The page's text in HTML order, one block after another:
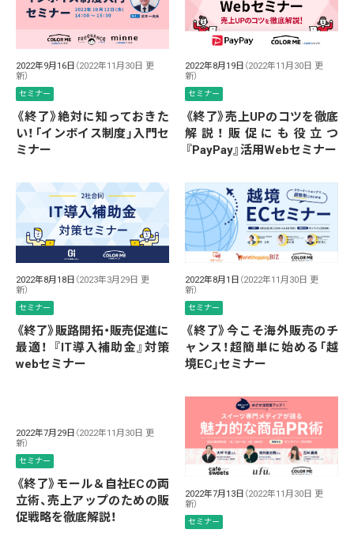
2022年9月16日 （2022年11月30日 更
新）
セミナー
《終了》絶対に知っておきた
い！「インボイス制度」入門セ
ミナー
2022年8月19日 （2022年11月30日 更
新）
セミナー
《終了》売上UPのコツを徹底
解説！販促にも役立つ
『PayPay』活用Webセミナー
2022年8月18日 （2023年3月29日 更
新）
セミナー
《終了》販路開拓・販売促進に
最適！ 『IT導入補助金』対策
webセミナー
2022年8月1日 （2022年11月30日 更
新）
セミナー
《終了》今こそ海外販売のチ
ャンス！超簡単に始める「越
境EC」セミナー
2022年7月29日 （2022年11月30日 更
新）
セミナー
《終了》モール＆自社ECの両
立術、売上アップのための販
促戦略を徹底解説！
2022年7月13日 （2022年11月30日 更
新）
セミナー